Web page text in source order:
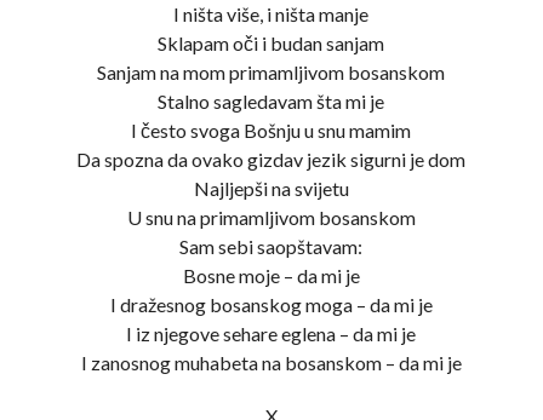
I ništa više, i ništa manje
Sklapam oči i budan sanjam
Sanjam na mom primamljivom bosanskom
Stalno sagledavam šta mi je
I često svoga Bošnju u snu mamim
Da spozna da ovako gizdav jezik sigurni je dom
Najljepši na svijetu
U snu na primamljivom bosanskom
Sam sebi saopštavam:
Bosne moje – da mi je
I dražesnog bosanskog moga – da mi je
I iz njegove sehare eglena – da mi je
I zanosnog muhabeta na bosanskom – da mi je